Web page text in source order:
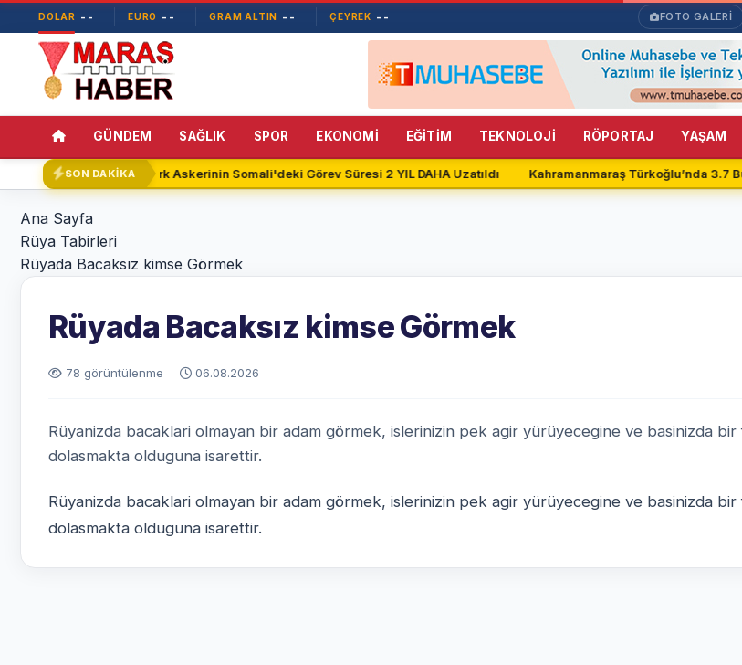
DOLAR -- EURO -- GRAM ALTIN -- ÇEYREK -- FOTO GALERİ
GÜNDEM SAĞLIK SPOR EKONOMİ EĞİTİM TEKNOLOJİ RÖPORTAJ YAŞAM
SON DAKİKATürk Askerinin Somali'deki Görev Süresi 2 YIL DAHA Uzatıldı Kahramanmaraş Türkoğlu’nda 3.7
Ana Sayfa
Rüya Tabirleri
Rüyada Bacaksız kimse Görmek
Rüyada Bacaksız kimse Görmek
78 görüntülenme 06.08.2026
Rüyanizda bacaklari olmayan bir adam görmek, islerinizin pek agir yürüyecegine ve basinizda
dolasmakta olduguna isarettir.
Rüyanizda bacaklari olmayan bir adam görmek, islerinizin pek agir yürüyecegine ve basinizda
dolasmakta olduguna isarettir.